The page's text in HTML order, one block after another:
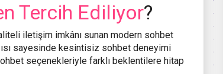
Tercih Ediliyor?
iletişim imkânı sunan modern sohbet
sayesinde kesintisiz sohbet deneyimi
seçenekleriyle farklı beklentilere hitap